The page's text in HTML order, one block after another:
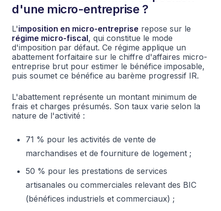
d'une micro-entreprise ?
L'imposition en micro-entreprise repose sur le
régime micro-fiscal, qui constitue le mode
d'imposition par défaut. Ce régime applique un
abattement forfaitaire sur le chiffre d'affaires micro-
entreprise brut pour estimer le bénéfice imposable,
puis soumet ce bénéfice au barème progressif IR.
L'abattement représente un montant minimum de
frais et charges présumés. Son taux varie selon la
nature de l'activité :
71 % pour les activités de vente de
marchandises et de fourniture de logement ;
50 % pour les prestations de services
artisanales ou commerciales relevant des BIC
(bénéfices industriels et commerciaux) ;